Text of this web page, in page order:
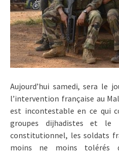
Aujourd’hui samedi, sera le
l’intervention française au
est incontestable en ce qui
groupes dijhadistes et le
constitutionnel, les soldats
moins ne moins tolérés